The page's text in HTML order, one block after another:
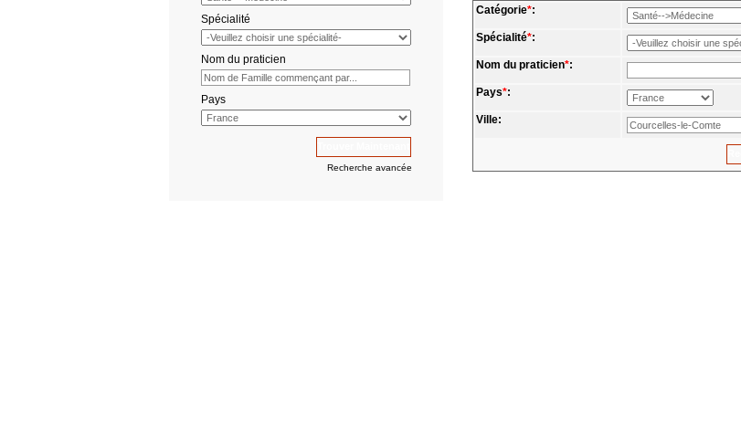
Spécialité
Nom du praticien
Pays
Recherche avancée
Catégorie*:
Spécialité*:
Nom du praticien*:
Pays*:
Ville: